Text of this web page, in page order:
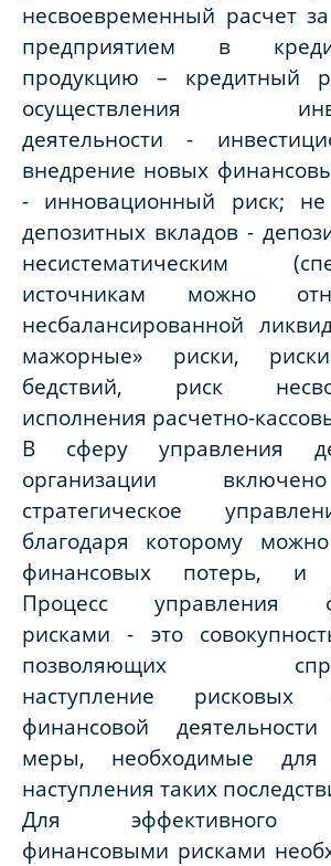
несвоевременный расчет
предприятием в
продукцию – кредитный
осуществления
деятельности -
внедрение новых
- инновационный риск;
депозитных вкладов -
несистематическим
источникам можно
несбалансированной
мажорные» риски,
бедствий, риск
исполнения расчетно-
В сферу управления
организации
стратегическое
благодаря которому
финансовых потерь, и
Процесс управления
рисками - это
позволяющих
наступление
финансовой
меры, необходимые для
наступления таких
Для эффективного
финансовыми рисками